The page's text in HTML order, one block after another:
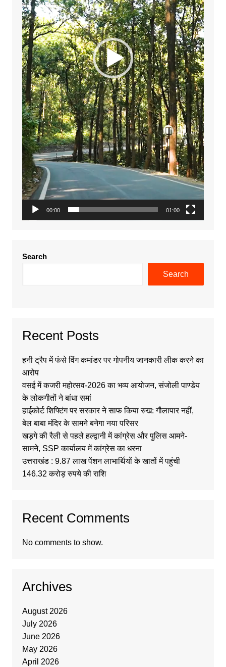
00:00 01:00
Search
Search
Recent Posts
हनी ट्रैप में फंसे विंग कमांडर पर गोपनीय जानकारी लीक करने का
आरोप
वसई में कजरी महोत्सव-2026 का भव्य आयोजन, संजोली पाण्डेय
के लोकगीतों ने बांधा समां
हाईकोर्ट शिफ्टिंग पर सरकार ने साफ किया रुख: गौलापार नहीं,
बेल बाबा मंदिर के सामने बनेगा नया परिसर
खड़गे की रैली से पहले हल्द्वानी में कांग्रेस और पुलिस आमने-
सामने, SSP कार्यालय में कांग्रेस का धरना
उत्तराखंड : 9.87 लाख पेंशन लाभार्थियों के खातों में पहुंची
146.32 करोड़ रुपये की राशि
Recent Comments
No comments to show.
Archives
August 2026
July 2026
June 2026
May 2026
April 2026